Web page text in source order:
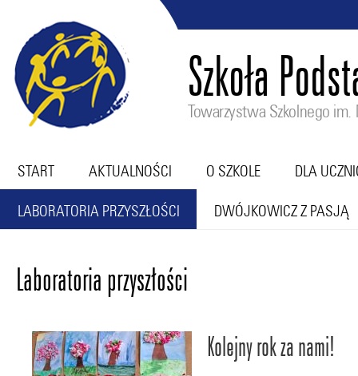
Szkoła
Towarzystwa Szkolnego im.
START AKTUALNOŚCI O SZKOLE DLA
LABORATORIA PRZYSZŁOŚCI DWÓJKOWICZ Z PASJĄ
Laboratoria przyszłości
Kolejny rok za nami!